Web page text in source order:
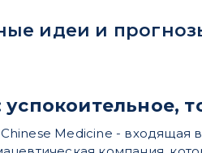
идеи и
успокоительное,
Medicine - входящая